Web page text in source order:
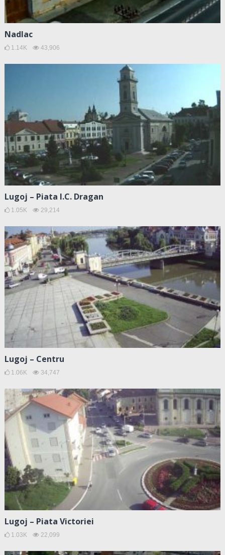
Nadlac
1.14K 43,906
Lugoj – Piata I.C. Dragan
1.05K 29,214
Lugoj – Centru
1.06K 34,747
Lugoj – Piata Victoriei
1.03K 22,099